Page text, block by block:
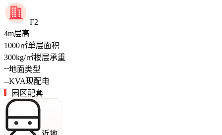
F2
4m层高
1000㎡单层面积
300kg/㎡楼层承重
--地面类型
--KVA现配电
园区配套